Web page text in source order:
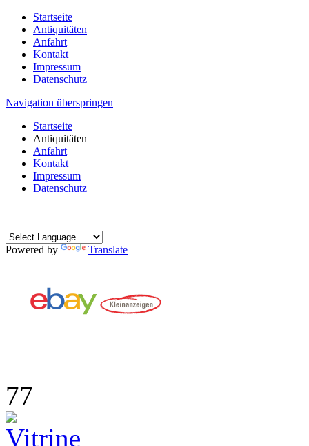
Startseite
Antiquitäten
Anfahrt
Kontakt
Impressum
Datenschutz
Navigation überspringen
Startseite
Antiquitäten
Anfahrt
Kontakt
Impressum
Datenschutz
Powered by Translate
77